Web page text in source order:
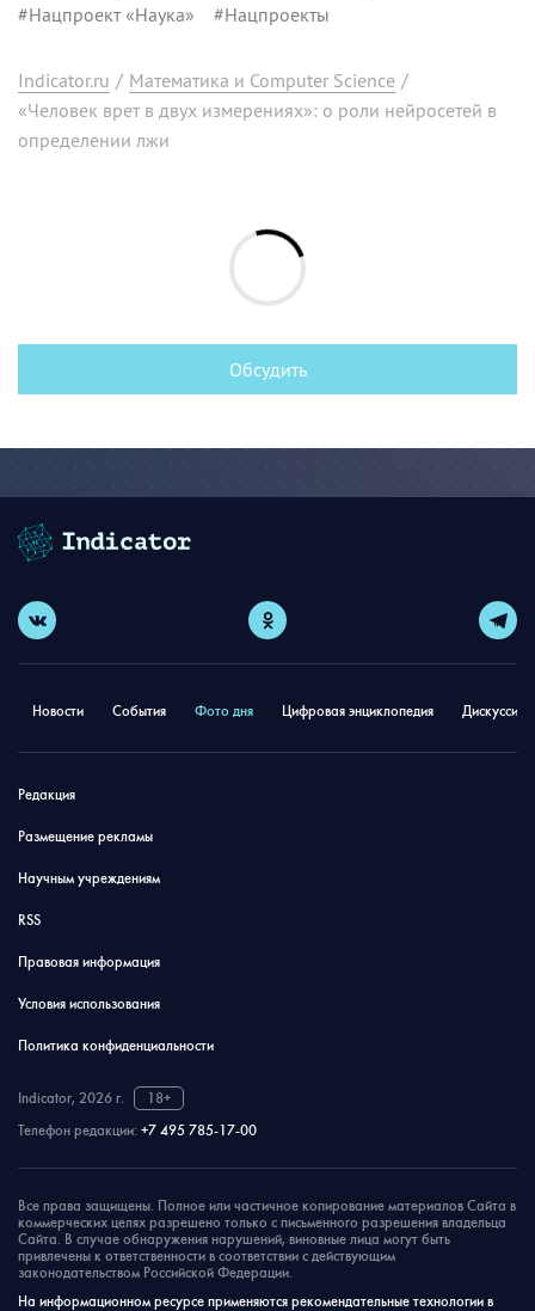
#Нацпроект «Наука» #Нацпроекты
Indicator.ru / Математика и Computer Science /
«Человек врет в двух измерениях»: о роли нейросетей в
определении лжи
Обсудить
Новости События Фото дня Цифровая энциклопедия
Редакция
Размещение рекламы
Научным учреждениям
RSS
Правовая информация
Условия использования
Политика конфиденциальности
Indicator, 2026 г.
18+
Телефон редакции: +7 495 785-17-00
Все права защищены. Полное или частичное копирование материалов Сайта в
коммерческих целях разрешено только с письменного разрешения владельца
Сайта. В случае обнаружения нарушений, виновные лица могут быть
привлечены к ответственности в соответствии с действующим
законодательством Российской Федерации.
На информационном ресурсе применяются рекомендательные технологии в